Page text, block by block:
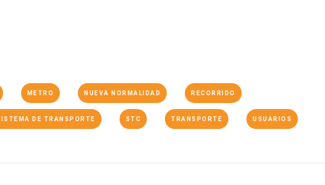
METRO NUEVA NORMALIDAD RECORRIDO
DE TRANSPORTE STC TRANSPORTE USUARIOS